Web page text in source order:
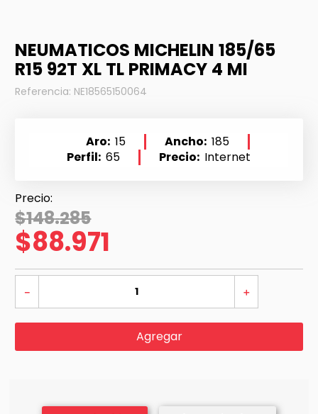
NEUMATICOS MICHELIN 185/65
R15 92T XL TL PRIMACY 4 MI
Referencia: NE18565150064
Aro 15 Ancho 185
Perfil 65 Precio Internet
$148.285
$88.971
＋
－
Agregar